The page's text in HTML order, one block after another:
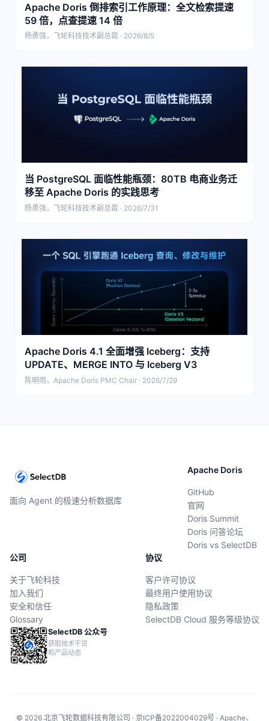
Apache Doris 倒排索引工作原理：全文检索提速
59 倍，点查提速 14 倍
杨勇强，飞轮科技技术副总裁 · 2026/8/5
当 PostgreSQL 面临性能瓶颈：80TB 电商业务迁
移至 Apache Doris 的实践思考
杨勇强，飞轮科技技术副总裁 · 2026/7/31
Apache Doris 4.1 全面增强 Iceberg：支持
UPDATE、MERGE INTO 与 Iceberg V3
陈明雨，Apache Doris PMC Chair · 2026/7/29
面向 Agent 的极速分析数据库
Apache Doris
GitHub
官网
Doris Summit
Doris 问答论坛
Doris vs SelectDB
公司
关于飞轮科技
加入我们
安全和信任
Glossary
协议
客户许可协议
最终用户使用协议
隐私政策
SelectDB Cloud 服务等级协议
SelectDB 公众号
获取技术干货
和产品动态
© 2026 北京飞轮数据科技有限公司 · 京ICP备2022004029号 · Apache、